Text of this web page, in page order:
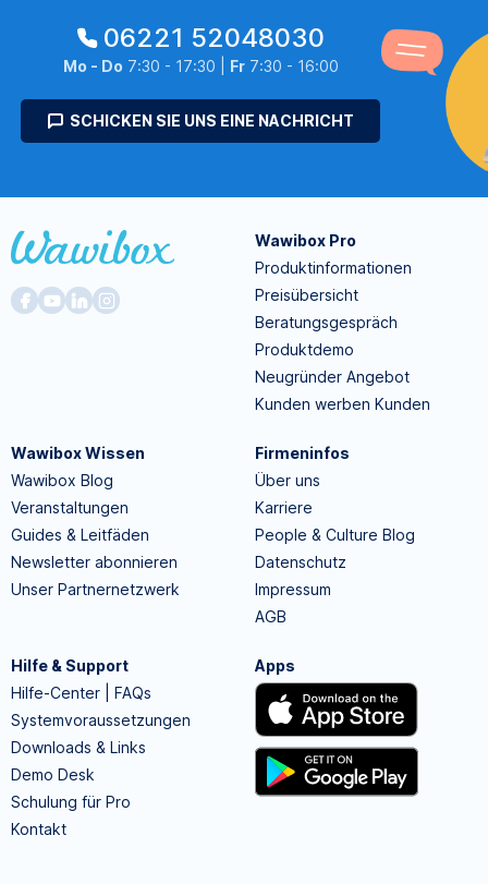
06221 52048030
Mo - Do 7:30 - 17:30 | Fr7:30 - 16:00
SCHICKEN SIE UNS EINE NACHRICHT
Wawibox Pro
Produktinformationen
Preisübersicht
Beratungsgespräch
Produktdemo
Neugründer Angebot
Kunden werben Kunden
Wawibox Wissen
Wawibox Blog
Veranstaltungen
Guides & Leitfäden
Newsletter abonnieren
Unser Partnernetzwerk
Firmeninfos
Über uns
Karriere
People & Culture Blog
Datenschutz
Impressum
AGB
Hilfe & Support
Hilfe-Center | FAQs
Systemvoraussetzungen
Downloads & Links
Demo Desk
Schulung für Pro
Kontakt
Apps